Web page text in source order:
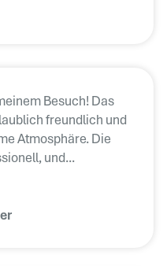
Besuch! Das
freundlich und
Atmosphäre. Die
und...